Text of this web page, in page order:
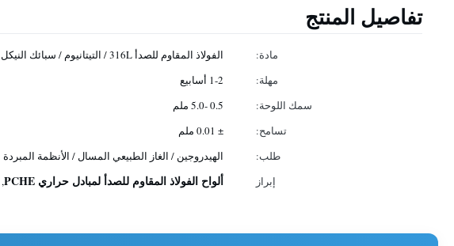
تفاصيل المنتج
مادة: الفولاذ المقاوم للصدأ 316L / التيتانيوم / سبائك النيكل
مهلة:
1-2 أسابيع
سمك اللوحة:
0.5 -5.0 ملم
تسامح:
± 0.01 ملم
طلب:
الهيدروجين / الغاز الطبيعي المسال / الأنظمة المبردة
إبراز
ألواح الفولاذ المقاوم للصدأ لمبادل حراري PCHE ,